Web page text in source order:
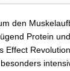
den
Protein
Effect